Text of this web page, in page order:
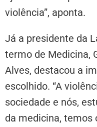
violência”, aponta.
Já a presidente da
termo de Medicina,
Alves, destacou a
escolhido. “A
sociedade e nós,
da medicina, temos